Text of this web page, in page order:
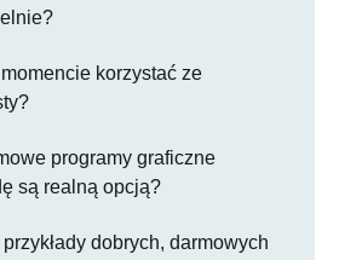
korzystać ze
programy graficzne
są realną opcją?
dobrych, darmowych